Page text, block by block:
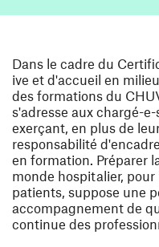
Dans le cadre du
ive et d'accueil en
des formations du
s'adresse aux chargé-
exerçant, en plus de
responsabilité
en formation. Préparer
monde hospitalier,
patients, suppose une
accompagnement de
continue des